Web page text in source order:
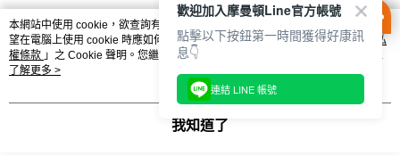
熱門標籤
本網站中使用 cookie，欲查詢有關本網站使用 cookie 方式之詳情，及若您不希
望在電腦上使用 cookie 時應如何變更電腦的 cookie 設定，請參閱本網站「
隱私
權條款 」之 Cookie 聲明。您繼續使用本網站即表示您同意本公司得按本網站使
用條款之 Cookie 聲明使用 cookie。
了解更多 >
我知道了
歡迎加入摩曼頓Line官方帳號
點擊以下按鈕第一時間獲得好康訊
息👇
連結 LINE 帳號